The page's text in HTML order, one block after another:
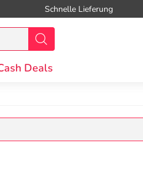
Schnelle Lieferung
Deals